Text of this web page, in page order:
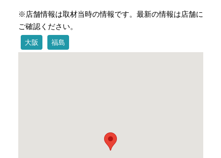
※店舗情報は取材当時の情報です。最新の情報は店舗に
ご確認ください。
大阪 福島